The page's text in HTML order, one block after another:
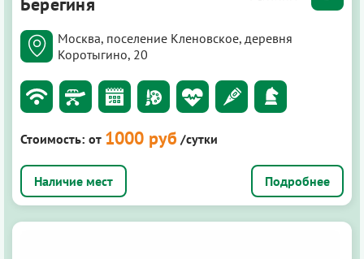
Москва, поселение Кленовское, деревня
Коротыгино, 20
Стоимость: от 1000 руб /сутки
Подробнее